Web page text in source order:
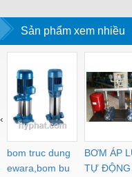
Sản phẩm xem nhiều
bom truc dung
ewara,bom bu
BƠM ÁP
TỰ ĐỘNG
‹